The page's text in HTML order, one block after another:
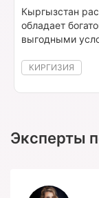
КИРГИЗИЯ
Кыргызстан
обладает
выгодными
Эксперты